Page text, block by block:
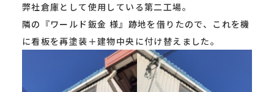
弊社倉庫として使用している第二工場。
隣の『ワールド鈑金 様』跡地を借りたので、これを機
に看板を再塗装＋建物中央に付け替えました。